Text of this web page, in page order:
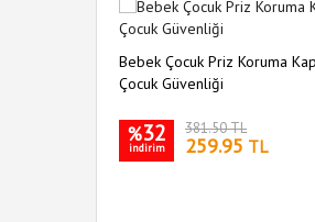
Bebek Çocuk Priz Koruma
Çocuk Güvenliği
%32
indirim
381.50 TL
259.95 TL